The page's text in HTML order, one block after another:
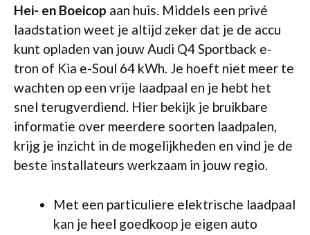
Hei- en Boeicop aan huis. Middels een privé
laadstation weet je altijd zeker dat je de accu
kunt opladen van jouw Audi Q4 Sportback e-
tron of Kia e-Soul 64 kWh. Je hoeft niet meer te
wachten op een vrije laadpaal en je hebt het
snel terugverdiend. Hier bekijk je bruikbare
informatie over meerdere soorten laadpalen,
krijg je inzicht in de mogelijkheden en vind je de
beste installateurs werkzaam in jouw regio.
Met een particuliere elektrische laadpaal
kan je heel goedkoop je eigen auto